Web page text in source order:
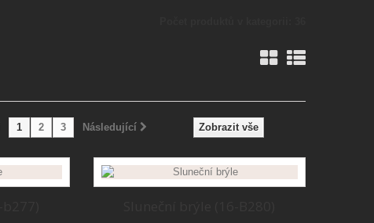
Zobrazit vše
1 2 3 Následující